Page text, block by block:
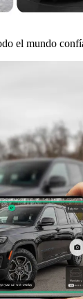
el mundo